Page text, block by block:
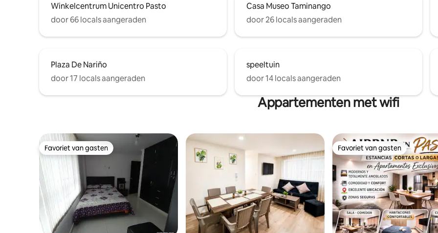
Winkelcentrum Unicentro Pasto
door 66 locals aangeraden
Casa Museo Taminango
door 26 locals aangeraden
Plaza De Nariño
door 17 locals aangeraden
speeltuin
door 14 locals aangeraden
Appartementen met wifi
Favoriet van gasten
Favoriet van gasten Favoriet van gasten
Favoriet van gasten